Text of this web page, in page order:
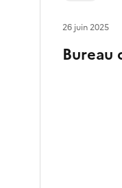
Bureau
26 juin 2025